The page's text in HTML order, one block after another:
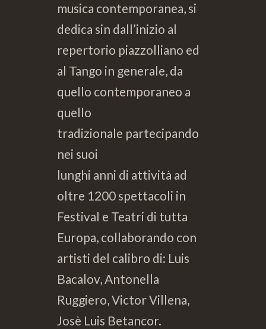
musica contemporanea, si
dedica sin dall’inizio al
repertorio piazzolliano ed
al Tango in generale, da
quello contemporaneo a
quello
tradizionale partecipando
nei suoi
lunghi anni di attività ad
oltre 1200 spettacoli in
Festival e Teatri di tutta
Europa, collaborando con
artisti del calibro di: Luis
Bacalov, Antonella
Ruggiero, Victor Villena,
Josè Luis Betancor.